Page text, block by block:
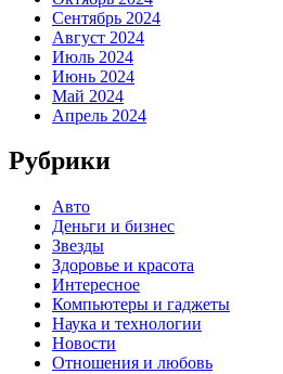
Сентябрь 2024
Август 2024
Июль 2024
Июнь 2024
Май 2024
Апрель 2024
Рубрики
Авто
Деньги и бизнес
Звезды
Здоровье и красота
Интересное
Компьютеры и гаджеты
Наука и технологии
Новости
Отношения и любовь